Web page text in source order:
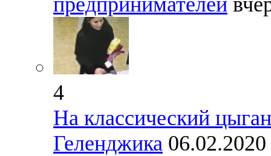
4
На классический
Геленджика 06.02.2020